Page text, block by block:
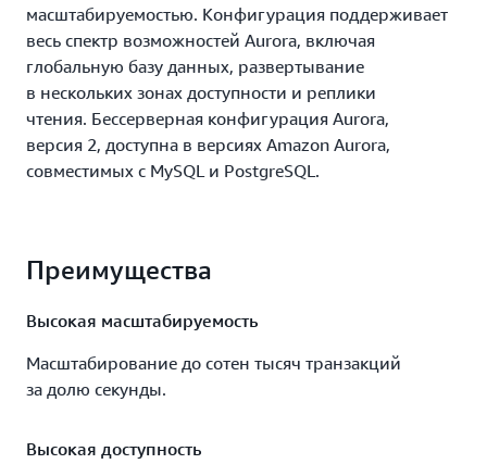
масштабируемостью. Конфигурация поддерживает
весь спектр возможностей Aurora, включая
глобальную базу данных, развертывание
в нескольких зонах доступности и реплики
чтения. Бессерверная конфигурация Aurora,
версия 2, доступна в версиях Amazon Aurora,
совместимых с MySQL и PostgreSQL.
Преимущества
Высокая масштабируемость
Масштабирование до сотен тысяч транзакций
за долю секунды.
Высокая доступность